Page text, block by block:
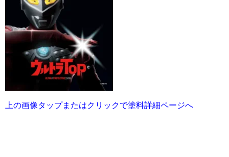
上の画像タップまたはクリックで塗料詳細ページへ